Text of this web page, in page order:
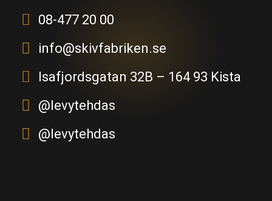
08-477 20 00
info@skivfabriken.se
Isafjordsgatan 32B – 164 93 Kista
@levytehdas
@levytehdas